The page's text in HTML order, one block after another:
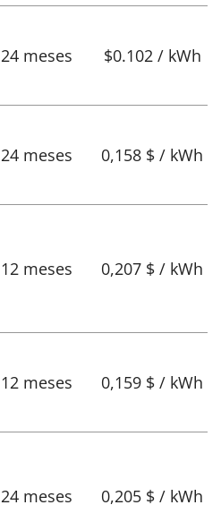
24 meses $0.102 / kWh
24 meses 0,158 $ / kWh
12 meses 0,207 $ / kWh
12 meses 0,159 $ / kWh
24 meses 0,205 $ / kWh